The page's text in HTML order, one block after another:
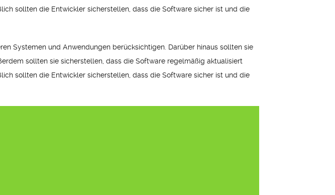
sollten die Entwickler sicherstellen, dass die Software sicher ist und die
Systemen und Anwendungen berücksichtigen. Darüber hinaus sollten sie
sollten sie sicherstellen, dass die Software regelmäßig aktualisiert
sollten die Entwickler sicherstellen, dass die Software sicher ist und die